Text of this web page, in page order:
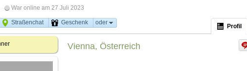
War online am 27 Juli 2023
Straßenchat Geschenk oder
Profil
Vienna, Österreich